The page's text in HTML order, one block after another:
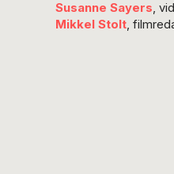
Susanne Sayers,
Mikkel Stolt,